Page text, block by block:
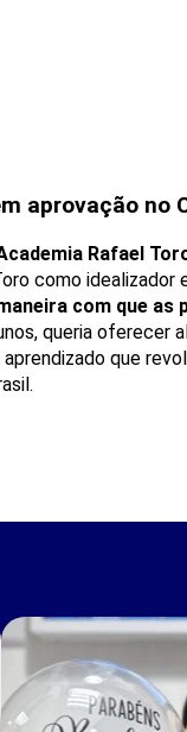
aprovação no
Rafael
como idealizador
com que as
queria oferecer
que